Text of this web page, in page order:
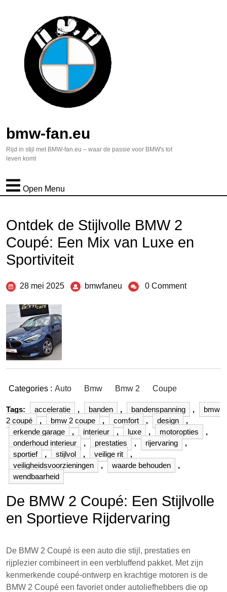
bmw-fan.eu
Rijd in stijl met BMW-fan.eu – waar de passie voor BMW's tot
leven komt
Open Menu
Ontdek de Stijlvolle BMW 2
Coupé: Een Mix van Luxe en
Sportiviteit
28 mei 2025 bmwfaneu 0 Comment
Categories : Auto Bmw Bmw 2 Coupe
Tags: acceleratie , banden , bandenspanning ,
bmw
2 coupé
, bmw 2 coupe , comfort , design
,
erkende garage
, interieur , luxe , motoropties
,
onderhoud interieur
, prestaties , rijervaring
,
sportief
, stijlvol , veilige rit
,
veiligheidsvoorzieningen
, waarde behouden
,
wendbaarheid
De BMW 2 Coupé: Een Stijlvolle
en Sportieve Rijdervaring
De BMW 2 Coupé is een auto die stijl, prestaties en
rijplezier combineert in een verbluffend pakket. Met zijn
kenmerkende coupé-ontwerp en krachtige motoren is de
BMW 2 Coupé een favoriet onder autoliefhebbers die op